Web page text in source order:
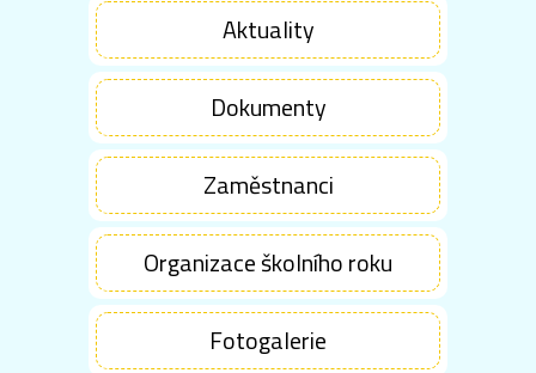
Aktuality
Dokumenty
Zaměstnanci
Organizace školního roku
Fotogalerie